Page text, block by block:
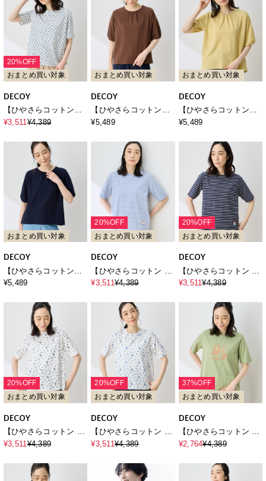
20%OFF
おまとめ買い対象
DECOY
【ひやさらコットン】
総柄プリントTシャツ
UVカット】
¥3,511 ¥4,389
おまとめ買い対象
DECOY
【ひやさらコットン】
ギャザーネックカット
100％・接触冷感・UV
カット】
¥5,489
おまとめ買い対象
DECOY
【ひやさらコットン】
ギャザーネックカット
100％・接触冷感・UV
カット】
¥5,489
おまとめ買い対象
DECOY
【ひやさらコットン】
ギャザーネックカット
100％・接触冷感・UV
カット】
¥5,489
20%OFF
おまとめ買い対象
DECOY
【ひやさらコットン ト
ムさんコラボ】コイく
ャツ【綿100％・接触冷
感・UVカット】
¥3,511¥4,389
20%OFF
おまとめ買い対象
DECOY
【ひやさらコットン ト
ムさんコラボ】コイく
ャツ【綿100％・接触冷
感・UVカット】
¥3,511¥4,389
20%OFF
おまとめ買い対象
DECOY
【ひやさらコットン ト
ムさんコラボ】コイく
【綿100％・接触冷感・
UVカット】
¥3,511 ¥4,389
20%OFF
おまとめ買い対象
DECOY
【ひやさらコットン ト
ムさんコラボ】コイく
【綿100％・接触冷感・
UVカット】
¥3,511¥4,389
37%OFF
おまとめ買い対象
DECOY
【ひやさらコットン ト
ムさんコラボ】コイく
100％・接触冷感・UV
¥2,764¥4,389